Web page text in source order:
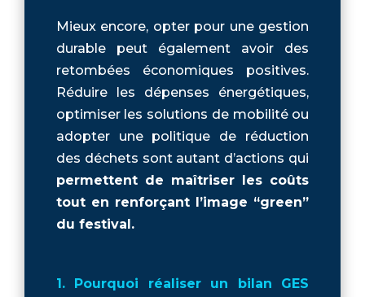
Mieux encore, opter pour une gestion
durable peut également avoir des
retombées économiques positives.
Réduire les dépenses énergétiques,
optimiser les solutions de mobilité ou
adopter une politique de réduction
des déchets sont autant d’actions qui
permettent de maîtriser les coûts
tout en renforçant l’image “green”
du festival.
1. Pourquoi réaliser un bilan GES